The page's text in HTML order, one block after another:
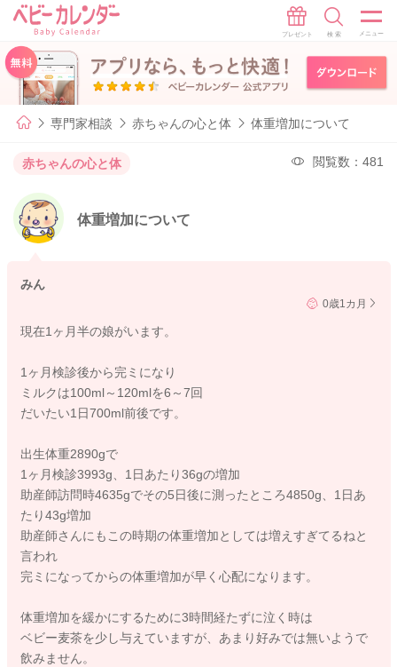
専門家相談 赤ちゃんの心と体 体重増加について
赤ちゃんの心と体 閲覧数：481
体重増加について
みん
0歳1カ月
現在1ヶ月半の娘がいます。
1ヶ月検診後から完ミになり
ミルクは100ml～120mlを6～7回
だいたい1日700ml前後です。
出生体重2890gで
1ヶ月検診3993g、1日あたり36gの増加
助産師訪問時4635gでその5日後に測ったところ4850g、1日あ
たり43g増加
助産師さんにもこの時期の体重増加としては増えすぎてるねと
言われ
完ミになってからの体重増加が早く心配になります。
体重増加を緩かにするために3時間経たずに泣く時は
ベビー麦茶を少し与えていますが、あまり好みでは無いようで
飲みません。